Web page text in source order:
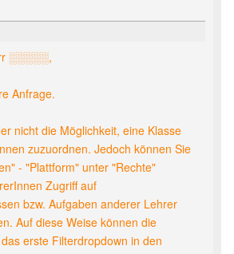
░░░░░,
Anfrage.
nicht die Möglichkeit, eine Klasse
zuzuordnen. Jedoch können Sie
- "Plattform" unter "Rechte"
Zugriff auf
bzw. Aufgaben anderer Lehrer
Auf diese Weise können die
erste Filterdropdown in den